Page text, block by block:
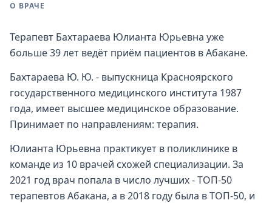
О ВРАЧЕ
Терапевт Бахтараева Юлианта Юрьевна уже
больше 39 лет ведёт приём пациентов в Абакане.
Бахтараева Ю. Ю. - выпускница Красноярского
государственного медицинского института 1987
года, имеет высшее медицинское образование.
Принимает по направлениям: терапия.
Юлианта Юрьевна практикует в поликлинике в
команде из 10 врачей схожей специализации. За
2021 год врач попала в число лучших - ТОП-50
терапевтов Абакана, а в 2018 году была в ТОП-50, и